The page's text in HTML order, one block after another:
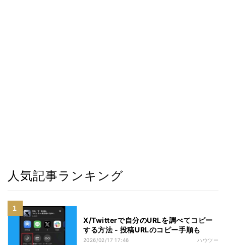
人気記事ランキング
X/Twitterで自分のURLを調べてコピー
する方法 - 投稿URLのコピー手順も
2026/02/17 17:46 ハウツー